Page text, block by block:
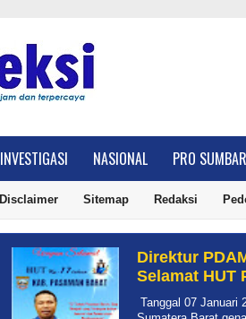
INVESTIGASI NASIONAL PRO SUMBAR
Disclaimer Sitemap Redaksi
Direktur
Selamat HUT
Tanggal 07 Januari